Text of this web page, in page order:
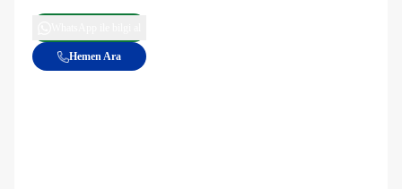
Hemen Ara